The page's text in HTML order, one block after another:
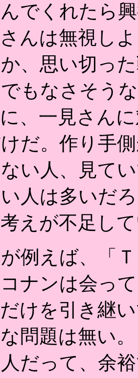
でくれたら
んは無視し
、思い切っ
もなさそう
、一見さん
だ。作り手
い人、見て
人は多いだ
えが不足し
例えば、「
ナンは会っ
けを引き継
問題は無い
だって、余